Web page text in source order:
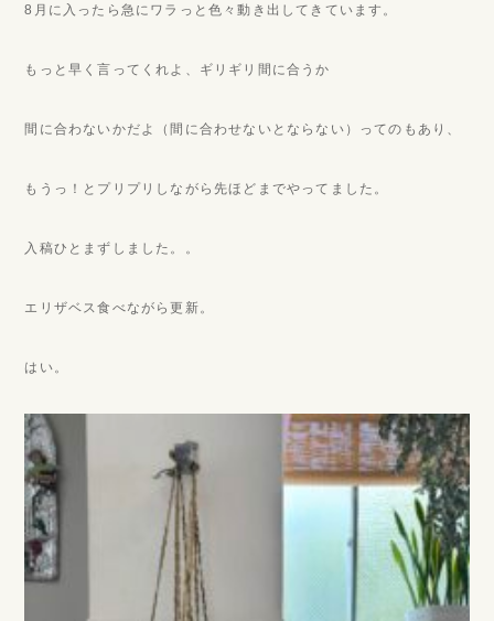
8月に入ったら急にワラっと色々動き出してきています。
もっと早く言ってくれよ、ギリギリ間に合うか
間に合わないかだよ（間に合わせないとならない）ってのもあり、
もうっ！とプリプリしながら先ほどまでやってました。
入稿ひとまずしました。。
エリザベス食べながら更新。
はい。